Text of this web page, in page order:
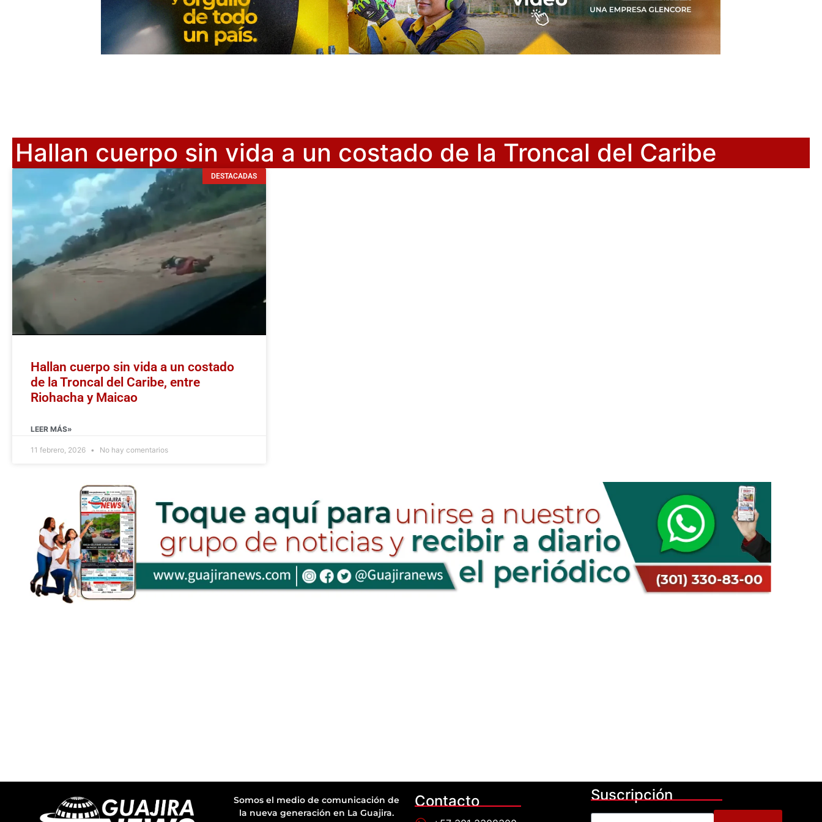
Hallan cuerpo sin vida a un costado de la Troncal del Caribe
DESTACADAS
Hallan cuerpo sin vida a un costado
de la Troncal del Caribe, entre
Riohacha y Maicao
LEER MÁS»
11 febrero, 2026 No hay comentarios
Somos el medio de comunicación de
la nueva generación en La Guajira.
Contacto Suscripción